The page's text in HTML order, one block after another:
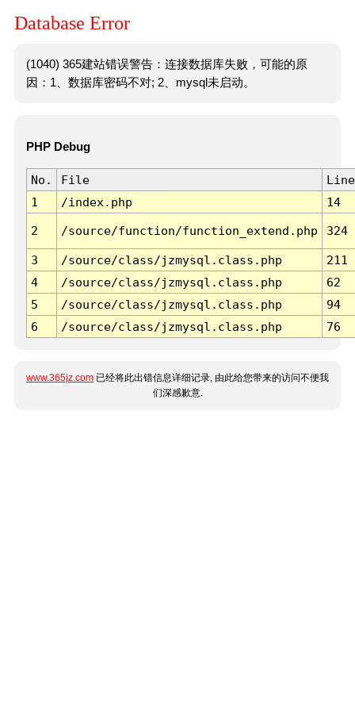
Database Error
(1040) 365建站错误警告：连接数据库失败，可能的原
因：1、数据库密码不对; 2、mysql未启动。
PHP Debug
No. File
Line
1
/index.php 14
2 /source/function/function_extend.php 324
3 /source/class/jzmysql.class.php
211
4
/source/class/jzmysql.class.php
62
5
/source/class/jzmysql.class.php
94
6
/source/class/jzmysql.class.php 76
www.365jz.com 已经将此出错信息详细记录, 由此给您带来的访问不便我
们深感歉意.